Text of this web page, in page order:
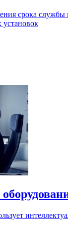
срока службы